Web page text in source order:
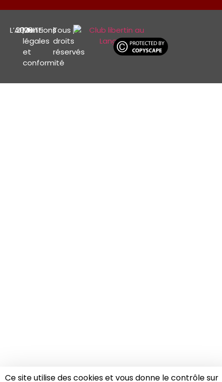
L’AFFINITE
2026
|Mentions
légales
et
conformité
|Tous
droits
réservés
|
Ce site utilise des cookies et vous donne le contrôle sur